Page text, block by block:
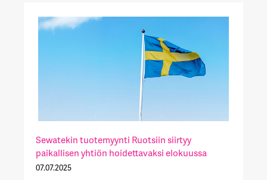
Sewatekin tuotemyynti Ruotsiin siirtyy
paikallisen yhtiön hoidettavaksi elokuussa
07.07.2025